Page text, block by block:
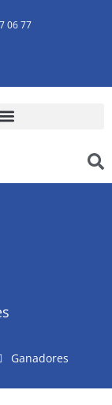
06 77
Ganadores